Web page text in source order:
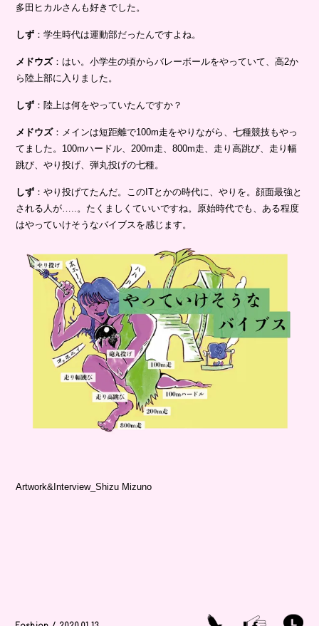
多田ヒカルさんも好きでした。
しず ：学生時代は運動部だったんですよね。
メドウズ：はい。小学生の頃からバレーボールをやっていて、高2か
ら陸上部に入りました。
しず ：陸上は何をやっていたんですか？
メドウズ：メインは短距離で100m走をやりながら、七種競技もやっ
てました。100mハードル、200m走、800m走、走り高跳び、走り幅
跳び、やり投げ、弾丸投げの七種。
しず ：やり投げてたんだ。このITとかの時代に、やりを。顔面最強と
される人が…..。たくましくていいですね。原始時代でも、ある程度
はやっていけそうなバイブスを感じます。
Artwork&Interview_Shizu Mizuno